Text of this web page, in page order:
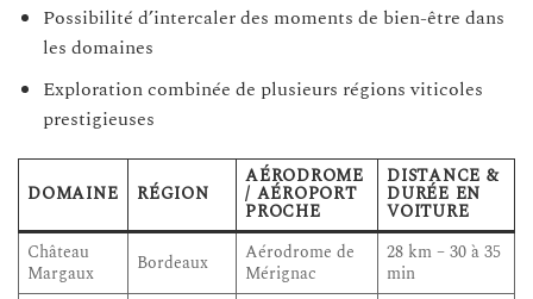
Possibilité d’intercaler des moments de bien-être dans
les domaines
Exploration combinée de plusieurs régions viticoles
prestigieuses
DOMAINE RÉGION
AÉRODROME
/ AÉROPORT
PROCHE
DISTANCE &
DURÉE EN
VOITURE
Château
Margaux
Bordeaux
Aérodrome de
Mérignac
28 km – 30 à 35
min